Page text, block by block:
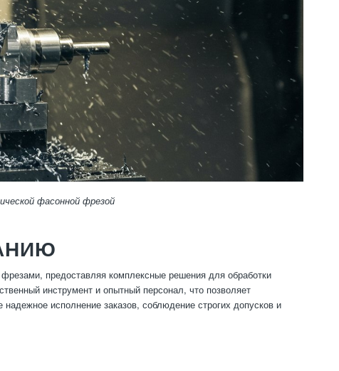
фасонной фрезой
предоставляя комплексные решения для обработки
инструмент и опытный персонал, что позволяет
исполнение заказов, соблюдение строгих допусков и